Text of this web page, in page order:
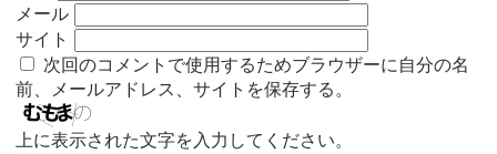
メール
サイト
次回のコメントで使用するためブラウザーに自分の名
前、メールアドレス、サイトを保存する。
上に表示された文字を入力してください。